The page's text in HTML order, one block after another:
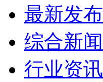
最新发布
综合新闻
行业资讯